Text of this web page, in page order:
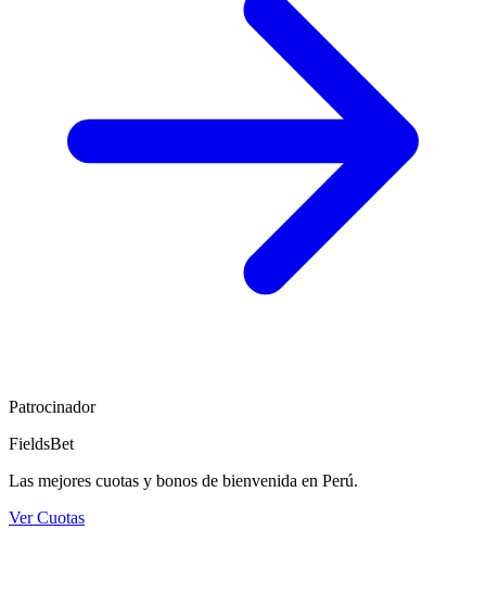
Patrocinador
FieldsBet
Las mejores cuotas y bonos de bienvenida en Perú.
Ver Cuotas